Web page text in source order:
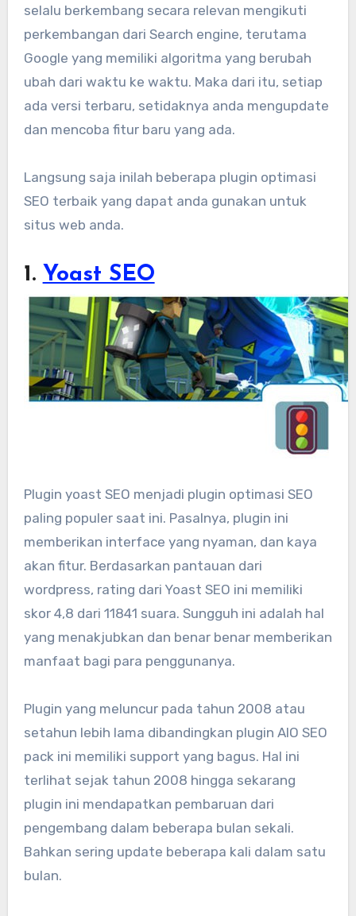
selalu berkembang secara relevan mengikuti
perkembangan dari Search engine, terutama
Google yang memiliki algoritma yang berubah
ubah dari waktu ke waktu. Maka dari itu, setiap
ada versi terbaru, setidaknya anda mengupdate
dan mencoba fitur baru yang ada.
Langsung saja inilah beberapa plugin optimasi
SEO terbaik yang dapat anda gunakan untuk
situs web anda.
1. Yoast SEO
Plugin yoast SEO menjadi plugin optimasi SEO
paling populer saat ini. Pasalnya, plugin ini
memberikan interface yang nyaman, dan kaya
akan fitur. Berdasarkan pantauan dari
wordpress, rating dari Yoast SEO ini memiliki
skor 4,8 dari 11841 suara. Sungguh ini adalah hal
yang menakjubkan dan benar benar memberikan
manfaat bagi para penggunanya.
Plugin yang meluncur pada tahun 2008 atau
setahun lebih lama dibandingkan plugin AIO SEO
pack ini memiliki support yang bagus. Hal ini
terlihat sejak tahun 2008 hingga sekarang
plugin ini mendapatkan pembaruan dari
pengembang dalam beberapa bulan sekali.
Bahkan sering update beberapa kali dalam satu
bulan.